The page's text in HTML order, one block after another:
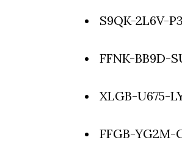
S9QK-2L6V-
FFNK-BB9D-
XLGB-U675-
FFGB-YG2M-